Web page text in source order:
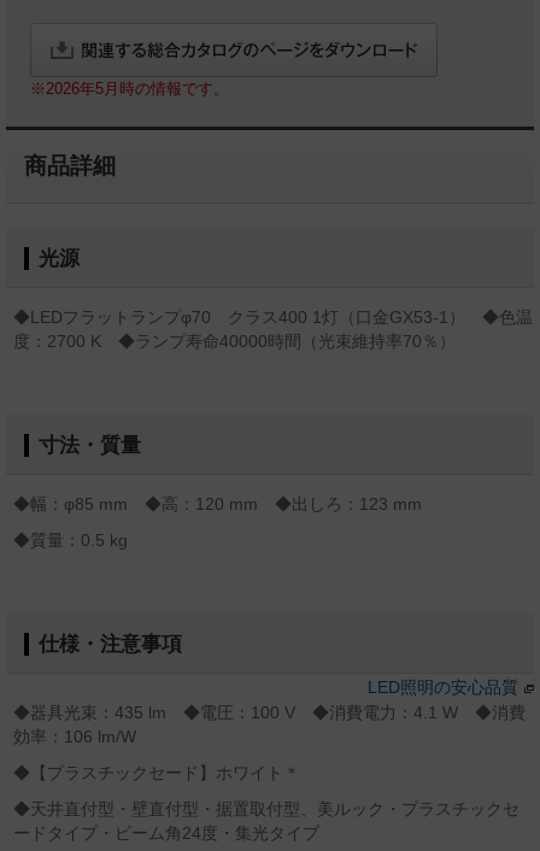
※2026年5月時の情報です。
商品詳細
光源
◆LEDフラットランプφ70 クラス400 1灯（口金GX53-1） ◆色温
度：2700 K ◆ランプ寿命40000時間（光束維持率70％）
寸法・質量
◆幅：φ85 mm ◆高：120 mm ◆出しろ：123 mm
◆質量：0.5 kg
仕様・注意事項
LED照明の安心品質
◆器具光束：435 lm ◆電圧：100 V ◆消費電力：4.1 W ◆消費
効率：106 lm/W
◆【プラスチックセード】ホワイト＊
◆天井直付型・壁直付型・据置取付型、美ルック・プラスチックセ
ードタイプ・ビーム角24度・集光タイプ